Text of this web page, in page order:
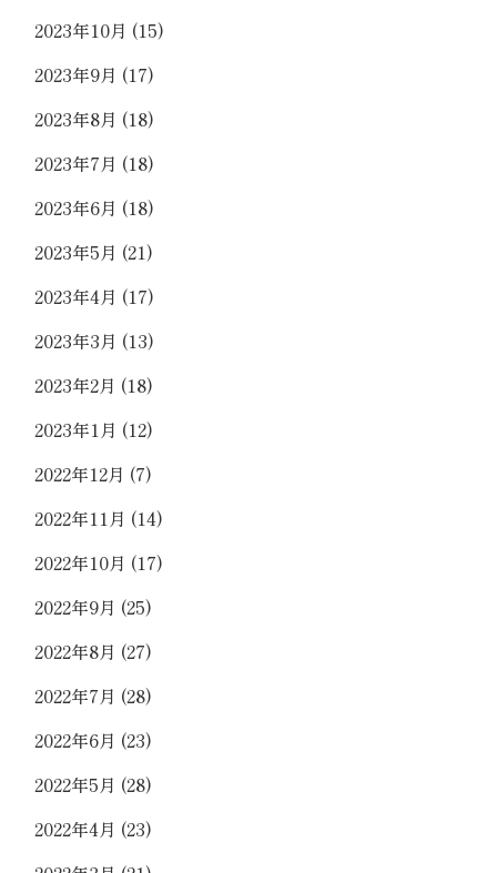
2023年10月 (15)
2023年9月 (17)
2023年8月 (18)
2023年7月 (18)
2023年6月 (18)
2023年5月 (21)
2023年4月 (17)
2023年3月 (13)
2023年2月 (18)
2023年1月 (12)
2022年12月 (7)
2022年11月 (14)
2022年10月 (17)
2022年9月 (25)
2022年8月 (27)
2022年7月 (28)
2022年6月 (23)
2022年5月 (28)
2022年4月 (23)